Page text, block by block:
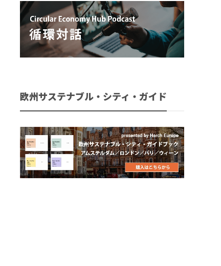
欧州サステナブル・シティ・ガイド